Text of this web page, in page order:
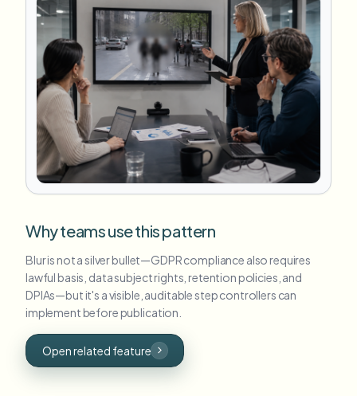
Why teams use this pattern
Blur is not a silver bullet—GDPR compliance also requires
lawful basis, data subject rights, retention policies, and
DPIAs—but it's a visible, auditable step controllers can
implement before publication.
Open related feature